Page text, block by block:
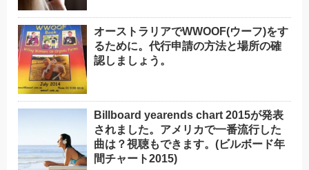
オーストラリアでWWOOF(ウーフ)をす
るために。代行申請の方法と場所の確
認しましょう。
Billboard yearends chart 2015が発表
されました。アメリカで一番流行した
曲は？視聴もできます。(ビルボード年
間チャート2015)